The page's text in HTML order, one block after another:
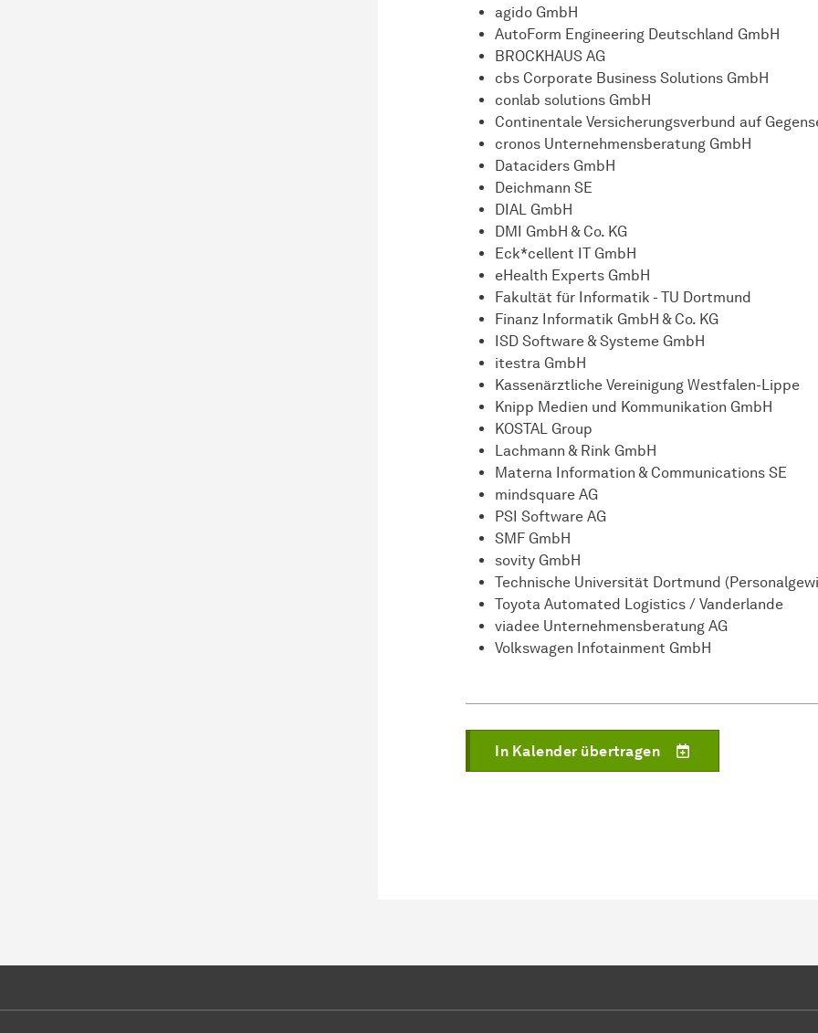
agido GmbH
AutoForm Engineering Deutschland GmbH
BROCKHAUS AG
cbs Corporate Business Solutions GmbH
conlab solutions GmbH
Continentale Versicherungsverbund auf
cronos Unternehmensberatung GmbH
Dataciders GmbH
Deichmann SE
DIAL GmbH
DMI GmbH & Co. KG
Eck*cellent IT GmbH
eHealth Experts GmbH
Fakultät für Informatik - TU Dortmund
Finanz Informatik GmbH & Co. KG
ISD Software & Systeme GmbH
itestra GmbH
Kassenärztliche Vereinigung Westfalen-Lippe
Knipp Medien und Kommunikation GmbH
KOSTAL Group
Lachmann & Rink GmbH
Materna Information & Communications SE
mindsquare AG
PSI Software AG
SMF GmbH
sovity GmbH
Technische Universität Dortmund
Toyota Automated Logistics / Vanderlande
viadee Unternehmensberatung AG
Volkswagen Infotainment GmbH
In Kalender übertragen